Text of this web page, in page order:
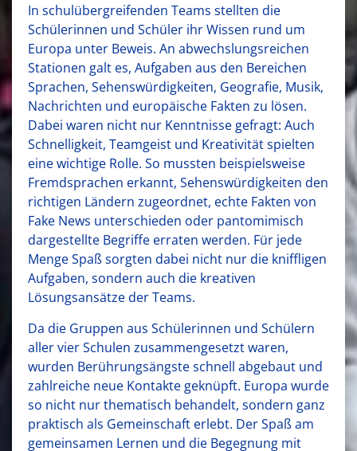
In schulübergreifenden Teams stellten die
Schülerinnen und Schüler ihr Wissen rund um
Europa unter Beweis. An abwechslungsreichen
Stationen galt es, Aufgaben aus den Bereichen
Sprachen, Sehenswürdigkeiten, Geografie, Musik,
Nachrichten und europäische Fakten zu lösen.
Dabei waren nicht nur Kenntnisse gefragt: Auch
Schnelligkeit, Teamgeist und Kreativität spielten
eine wichtige Rolle. So mussten beispielsweise
Fremdsprachen erkannt, Sehenswürdigkeiten den
richtigen Ländern zugeordnet, echte Fakten von
Fake News unterschieden oder pantomimisch
dargestellte Begriffe erraten werden. Für jede
Menge Spaß sorgten dabei nicht nur die kniffligen
Aufgaben, sondern auch die kreativen
Lösungsansätze der Teams.
Da die Gruppen aus Schülerinnen und Schülern
aller vier Schulen zusammengesetzt waren,
wurden Berührungsängste schnell abgebaut und
zahlreiche neue Kontakte geknüpft. Europa wurde
so nicht nur thematisch behandelt, sondern ganz
praktisch als Gemeinschaft erlebt. Der Spaß am
gemeinsamen Lernen und die Begegnung mit